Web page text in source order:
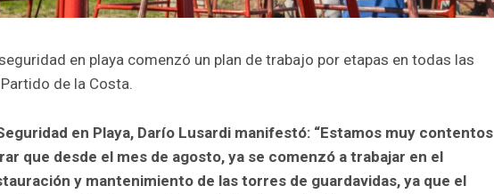
en playa comenzó un plan de trabajo por etapas en todas las
de la Costa.
en Playa, Darío Lusardi manifestó: “Estamos muy contentos
que desde el mes de agosto, ya se comenzó a trabajar en el
y mantenimiento de las torres de guardavidas, ya que el